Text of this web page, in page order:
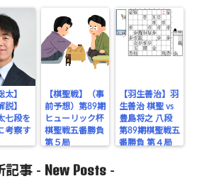
太】
説】
七段を
考察す
【棋聖戦】（事
前予想）第89期
ヒューリック杯
棋聖戦五番勝負
第５局
【羽生善治】羽
生善治 棋聖 vs
豊島将之 八段
第89期棋聖戦五
番勝負 第４局
記事 - New Posts -